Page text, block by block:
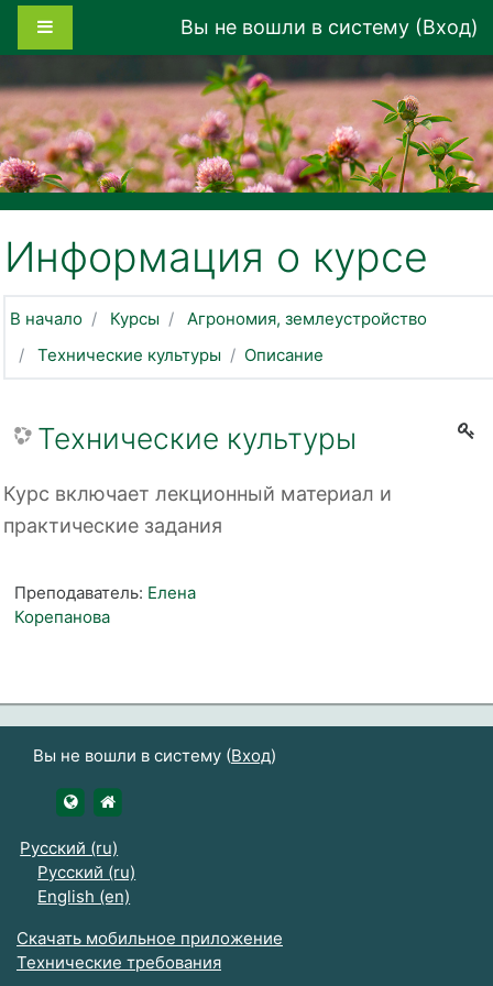
Перейти к основному содержанию
Вы не вошли в систему (Вход)
Информация о курсе
В начало Курсы
Агрономия, землеустройство
Технические культуры
Описание
Технические культуры
Курс включает лекционный материал и
практические задания
Преподаватель: Елена
Корепанова
Вы не вошли в систему (Вход)
https://udsau.ru
Русский ‎(ru)‎
Русский ‎(ru)‎
English ‎(en)‎
Скачать мобильное приложение
Технические требования